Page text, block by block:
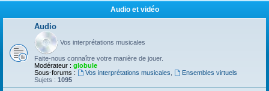
Audio et vidéo
Audio
Vos interprétations musicales
Faite-nous connaître votre manière de jouer.
Modérateur : globule
Sous-forums :
Vos interprétations musicales
Ensembles virtuels
Sujets : 1095